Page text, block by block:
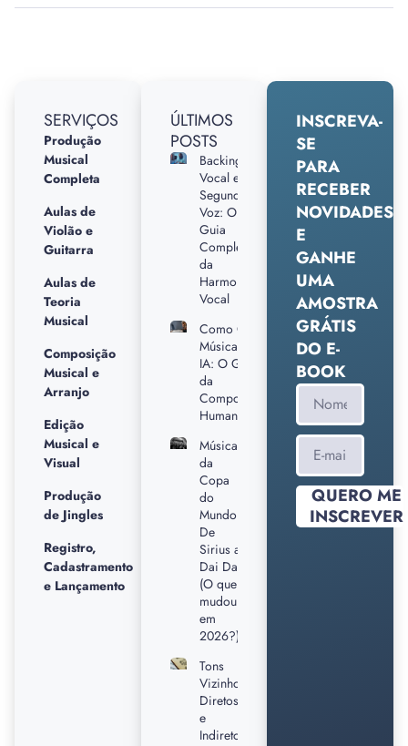
SERVIÇOS
Produção
Musical
Completa
Aulas de
Violão e
Guitarra
Aulas de
Teoria
Musical
Composição
Musical e
Arranjo
Edição
Musical e
Visual
Produção
de Jingles
Registro,
Cadastramento
e Lançamento
ÚLTIMOS
POSTS
Backing
Vocal e
Segunda
Voz: O
Guia
Completo
da
Harmonia
Vocal
Como Criar
Músicas sem
IA: O Guia
da
Composição
Humana
Músicas
da
Copa
do
Mundo:
De
Sirius a
Dai Dai
(O que
mudou
em
2026?)
Tons
Vizinhos
Diretos
e
Indiretos
INSCREVA-
SE
PARA
RECEBER
NOVIDADES
E
GANHE
UMA
AMOSTRA
GRÁTIS
DO E-
BOOK
QUERO ME
INSCREVER